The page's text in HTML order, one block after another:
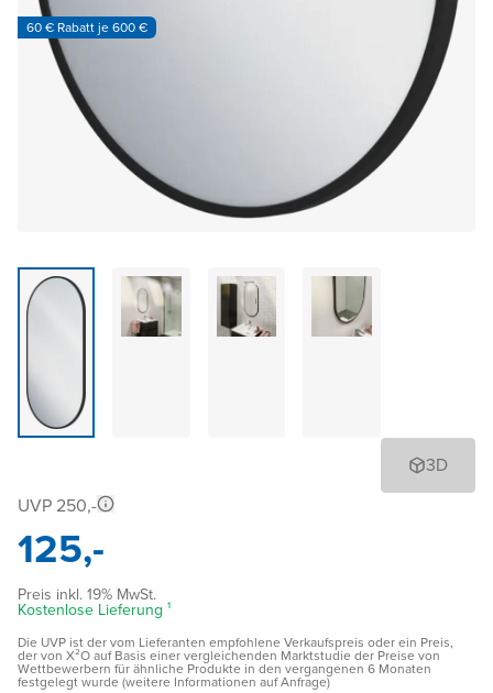
60 € Rabatt je 600 €
3D
UVP 250,-
125,-
Preis inkl. 19% MwSt.
Kostenlose Lieferung ¹
Die UVP ist der vom Lieferanten empfohlene Verkaufspreis oder ein Preis,
der von X²O auf Basis einer vergleichenden Marktstudie der Preise von
Wettbewerbern für ähnliche Produkte in den vergangenen 6 Monaten
festgelegt wurde (weitere Informationen auf Anfrage)